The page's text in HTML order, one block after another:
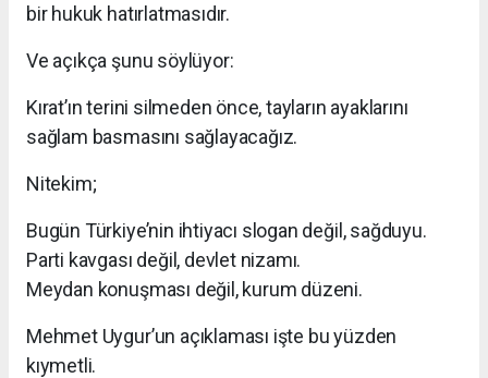
bir hukuk hatırlatmasıdır.
Ve açıkça şunu söylüyor:
Kırat’ın terini silmeden önce, tayların ayaklarını
sağlam basmasını sağlayacağız.
Nitekim;
Bugün Türkiye’nin ihtiyacı slogan değil, sağduyu.
Parti kavgası değil, devlet nizamı.
Meydan konuşması değil, kurum düzeni.
Mehmet Uygur’un açıklaması işte bu yüzden
kıymetli.